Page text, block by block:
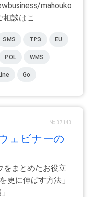
mahouko
談はこ...
SMS TPS EU
POL WMS
Go
No.37143
ェビナーの
まとめたお役立
更に伸ばす方法」